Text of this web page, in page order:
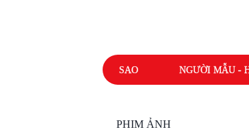
SAO NGƯỜI MẪU -
PHIM ẢNH